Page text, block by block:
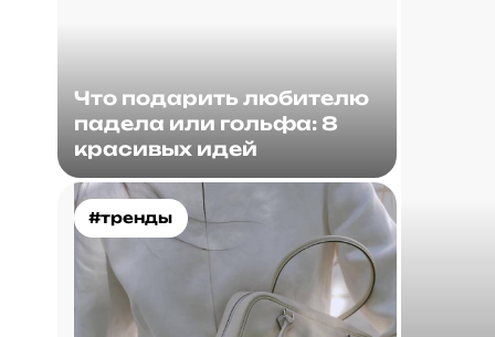
Что подарить любителю
падела или гольфа: 8
красивых идей
#тренды